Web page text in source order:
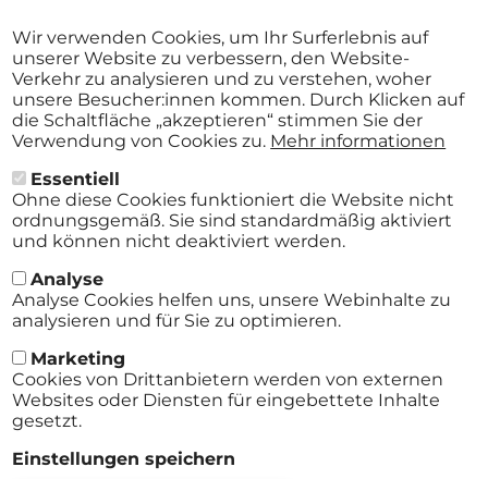
-
Aug.
29
2026
ab€ 40,00
Impressum
Wir verwenden Cookies, um Ihr Surferlebnis auf
unserer Website zu verbessern, den Website-
Verkehr zu analysieren und zu verstehen, woher
unsere Besucher:innen kommen. Durch Klicken auf
die Schaltfläche „akzeptieren“ stimmen Sie der
Verwendung von Cookies zu. Mehr informationen
Essentiell
Ohne diese Cookies funktioniert die Website nicht
ordnungsgemäß. Sie sind standardmäßig aktiviert
und können nicht deaktiviert werden.
Analyse
Analyse Cookies helfen uns, unsere Webinhalte zu
analysieren und für Sie zu optimieren.
Marketing
Cookies von Drittanbietern werden von externen
Websites oder Diensten für eingebettete Inhalte
gesetzt.
Einstellungen speichern